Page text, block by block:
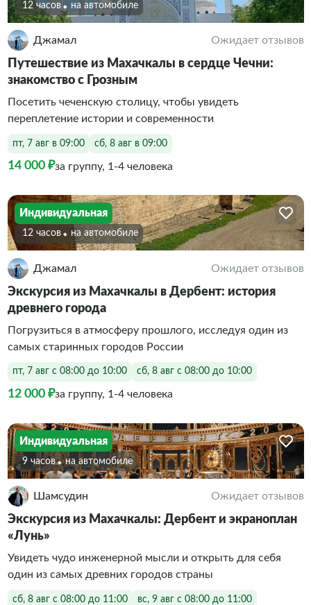
12 часов На автомобиле
Джамал Ожидает отзывов
Путешествие из Махачкалы в сердце Чечни:
знакомство с Грозным
Посетить чеченскую столицу, чтобы увидеть
переплетение истории и современности
пт, 7 авг в 09:00 сб, 8 авг в 09:00
14 000 ₽за группу, 1-4 человека
Индивидуальная
12 часов На автомобиле
Джамал Ожидает отзывов
Экскурсия из Махачкалы в Дербент: история
древнего города
Погрузиться в атмосферу прошлого, исследуя один из
самых старинных городов России
пт, 7 авг с 08:00 до 10:00 сб, 8 авг с 08:00 до 10:00
12 000 ₽за группу, 1-4 человека
Индивидуальная
9 часов На автомобиле
Шамсудин Ожидает отзывов
Экскурсия из Махачкалы: Дербент и экраноплан
«Лунь»
Увидеть чудо инженерной мысли и открыть для себя
один из самых древних городов страны
сб, 8 авг с 08:00 до 11:00 вс, 9 авг с 08:00 до 11:00